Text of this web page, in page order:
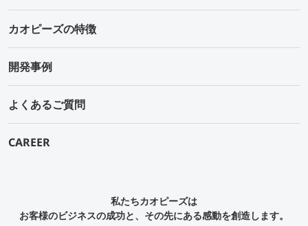
カオピーズの特徴
開発事例
よくあるご質問
CAREER
私たちカオピーズは
お客様のビジネスの成功と、その先にある感動を創造します。